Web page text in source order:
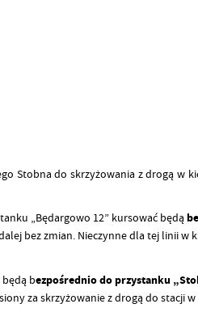
Stobna do skrzyżowania z drogą w
„Będargowo 12” kursować będą
bez zmian. Nieczynne dla tej linii
bezpośrednio do przystanku
za skrzyżowanie z drogą do stacji